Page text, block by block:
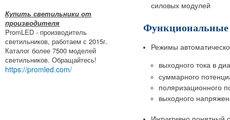
Купить светильники от
производителя
PromLED - производитель
светильников, работаем с 2015г.
Каталог более 7500 моделей
светильников. Обращайтесь!
https://promled.com/
силовых модулей
Функциональные
Режимы
выходного тока в
суммарного
поляризационного
выходного